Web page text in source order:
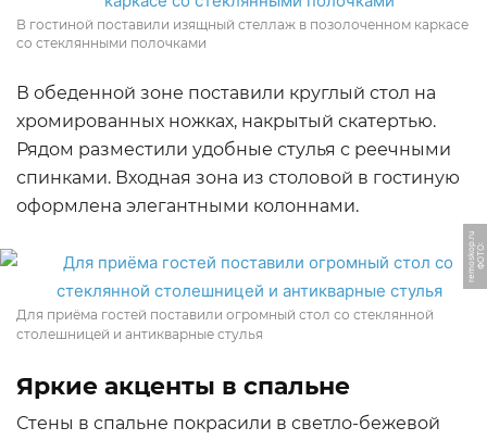
В гостиной поставили изящный стеллаж в позолоченном каркасе
со стеклянными полочками
В обеденной зоне поставили круглый стол на
хромированных ножках, накрытый скатертью.
Рядом разместили удобные стулья с реечными
спинками. Входная зона из столовой в гостиную
оформлена элегантными колоннами.
Ф
О
Т
О:
r
e
m
o
s
k
o
p.
r
u
Для приёма гостей поставили огромный стол со стеклянной
столешницей и антикварные стулья
Яркие акценты в спальне
Стены в спальне покрасили в светло-бежевой